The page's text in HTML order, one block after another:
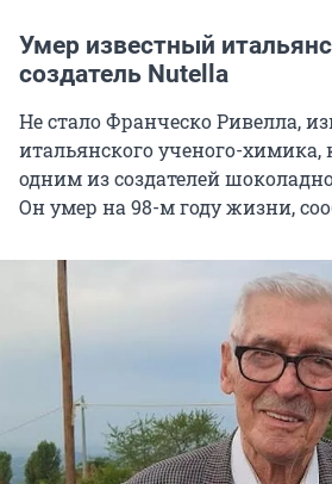
Умер известный
создатель Nutella
Не стало Франческо Ривелла,
итальянского ученого-
одним из создателей
Он умер на 98-м году жизни,